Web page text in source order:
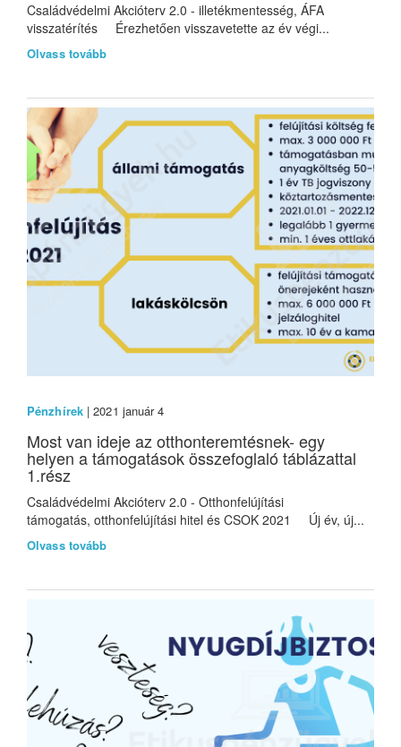
Családvédelmi Akcióterv 2.0 - illetékmentesség, ÁFA
visszatérítés Érezhetően visszavetette az év végi...
Olvass tovább
Pénzhírek| 2021 január 4
Most van ideje az otthonteremtésnek- egy
helyen a támogatások összefoglaló táblázattal
1.rész
Családvédelmi Akcióterv 2.0 - Otthonfelújítási
támogatás, otthonfelújítási hitel és CSOK 2021 Új év, új...
Olvass tovább